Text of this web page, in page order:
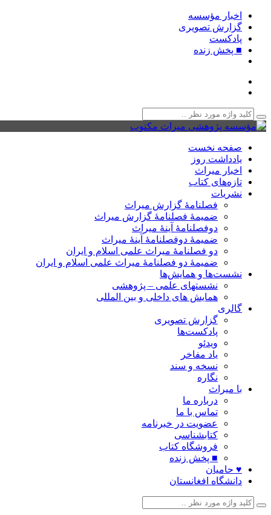
اخبار مؤسسه
گزارش تصویری
پادکست‌
■ پخش زنده
صفحه نخست
یادداشت روز
اخبار میراث
تازه‌های کتاب
نشریات
فصلنامۀ گزارش میراث
ضمیمۀ فصلنامۀ گزارش میراث
دوفصلنامۀ آینۀ میراث
ضمیمۀ دوفصلنامۀ آینۀ میراث
دو فصلنامۀ میراث علمی اسلام و ایران
ضمیمۀ دو فصلنامۀ میراث علمی اسلام و ایران
نشست‌ها و همایش‌ها
نشستهای علمی – پژوهشی
همایش های داخلی و بین المللی
گالری
گزارش تصویری
پادکست‌ها
ویدئو
یاد مفاخر
نسخه و سند
نگاره
با میراث
درباره ما
تماس با ما
عضویت در خبرنامه
کتابشناسی
فروشگاه کتاب
■ پخش زنده
♥ حامیان
دانشگاه افغانستان